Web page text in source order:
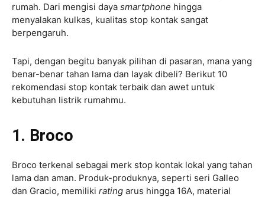
rumah. Dari mengisi daya smartphone hingga
menyalakan kulkas, kualitas stop kontak sangat
berpengaruh.
Tapi, dengan begitu banyak pilihan di pasaran, mana yang
benar-benar tahan lama dan layak dibeli? Berikut 10
rekomendasi stop kontak terbaik dan awet untuk
kebutuhan listrik rumahmu.
1. Broco
Broco terkenal sebagai merk stop kontak lokal yang tahan
lama dan aman. Produk-produknya, seperti seri Galleo
dan Gracio, memiliki rating arus hingga 16A, material